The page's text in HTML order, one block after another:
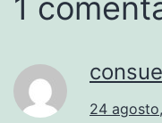
24